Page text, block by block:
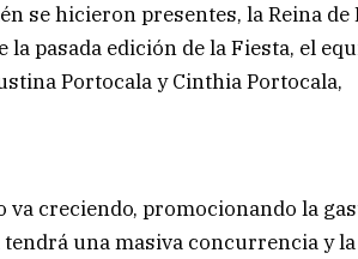
se hicieron presentes, la Reina de
pasada edición de la Fiesta, el
Portocala y Cinthia Portocala,
va creciendo, promocionando la
una masiva concurrencia y